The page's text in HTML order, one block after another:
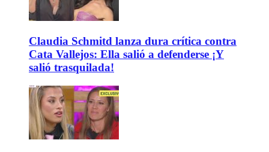
Claudia Schmitd lanza dura crítica contra
Cata Vallejos: Ella salió a defenderse ¡Y
salió trasquilada!